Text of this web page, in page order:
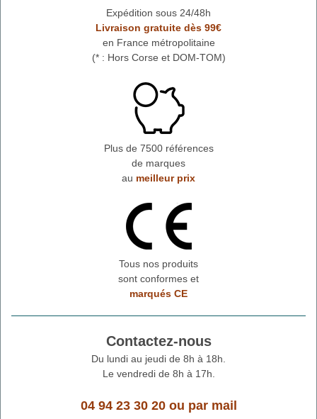
Expédition sous 24/48h
Livraison gratuite dès 99€
en France métropolitaine
(* : Hors Corse et DOM-TOM)
Plus de 7500 références
de marques
au meilleur prix
Tous nos produits
sont conformes et
marqués CE
Contactez-nous
Du lundi au jeudi de 8h à 18h.
Le vendredi de 8h à 17h.
04 94 23 30 20ou par mail